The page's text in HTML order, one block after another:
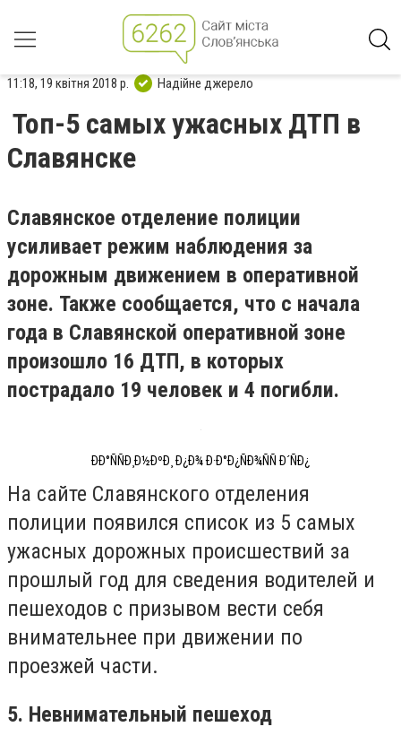
11:18, 19 квітня 2018 р. Надійне джерело
Топ-5 самых ужасных ДТП в
Славянске
Славянское отделение полиции
усиливает режим наблюдения за
дорожным движением в оперативной
зоне. Также сообщается, что с начала
года в Славянской оперативной зоне
произошло 16 ДТП, в которых
пострадало 19 человек и 4 погибли.
ÐÐ°ÑÑÐ¸Ð½ÐºÐ¸ Ð¿Ð¾ Ð·Ð°Ð¿ÑÐ¾ÑÑ Ð´ÑÐ¿
На сайте Славянского отделения
полиции появился список из 5 самых
ужасных дорожных происшествий за
прошлый год для сведения водителей и
пешеходов с призывом вести себя
внимательнее при движении по
проезжей части.
5. Невнимательный пешеход